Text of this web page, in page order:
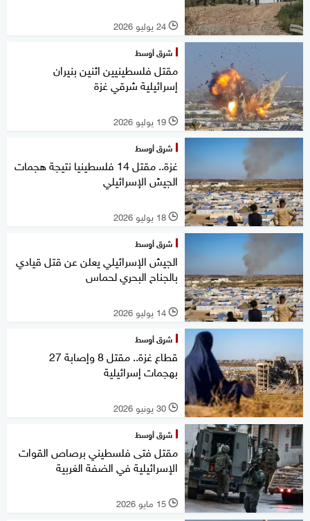
l 24 يوليو 2026
شرق أوسط
مقتل فلسطينيين اثنين بنيران
إسرائيلية شرقي غزة
l 19 يوليو 2026
شرق أوسط
غزة.. مقتل 14 فلسطينيا نتيجة هجمات
الجيش الإسرائيلي
l 18 يوليو 2026
شرق أوسط
الجيش الإسرائيلي يعلن عن قتل قيادي
بالجناح البحري لحماس
l 14 يوليو 2026
شرق أوسط
قطاع غزة.. مقتل 8 وإصابة 27
بهجمات إسرائيلية
l 30 يونيو 2026
شرق أوسط
مقتل فتى فلسطيني برصاص القوات
الإسرائيلية في الضفة الغربية
l 15 مايو 2026